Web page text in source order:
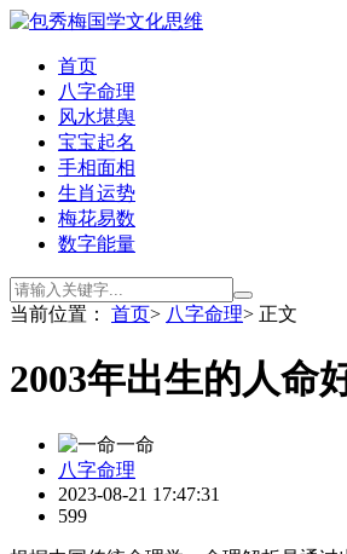
首页
八字命理
风水堪舆
宝宝起名
手相面相
生肖运势
梅花易数
数字能量
当前位置： 首页> 八字命理> 正文
2003年出生的人命
一命
八字命理
2023-08-21 17:47:31
599